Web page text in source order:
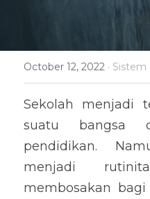
October 12, 2022 · Sistem
Sekolah menjadi
suatu bangsa
pendidikan.
menjadi
membosakan